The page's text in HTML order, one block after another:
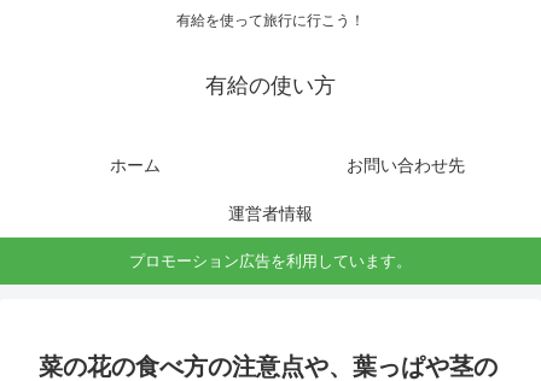
有給を使って旅行に行こう！
有給の使い方
ホーム お問い合わせ先
運営者情報
プロモーション広告を利用しています。
菜の花の食べ方の注意点や、葉っぱや茎の